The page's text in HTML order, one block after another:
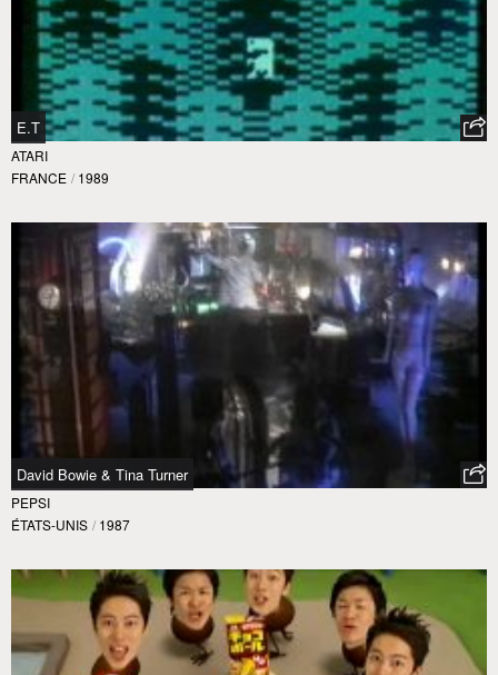
E.T
ATARI
FRANCE / 1989
David Bowie & Tina Turner
PEPSI
ÉTATS-UNIS / 1987